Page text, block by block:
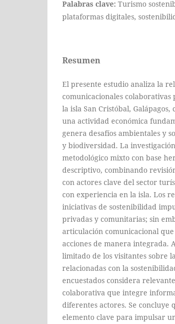
Palabras clave: Turismo
plataformas digitales,
Resumen
El presente estudio analiza la
comunicacionales
la isla San Cristóbal,
una actividad económica
genera desafíos ambientales y
y biodiversidad. La
metodológico mixto con base
descriptivo, combinando
con actores clave del sector
con experiencia en la isla. Los
iniciativas de sostenibilidad
privadas y comunitarias; sin
articulación comunicacional
acciones de manera integrada.
limitado de los visitantes sobre
relacionadas con la
encuestados considera
colaborativa que integre
diferentes actores. Se concluye
elemento clave para impulsar